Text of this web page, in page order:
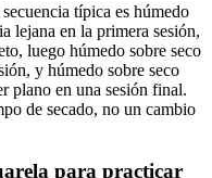
típica es húmedo
lejana en la primera sesión,
luego húmedo sobre seco
y húmedo sobre seco
plano en una sesión final.
de secado, no un cambio
para practicar